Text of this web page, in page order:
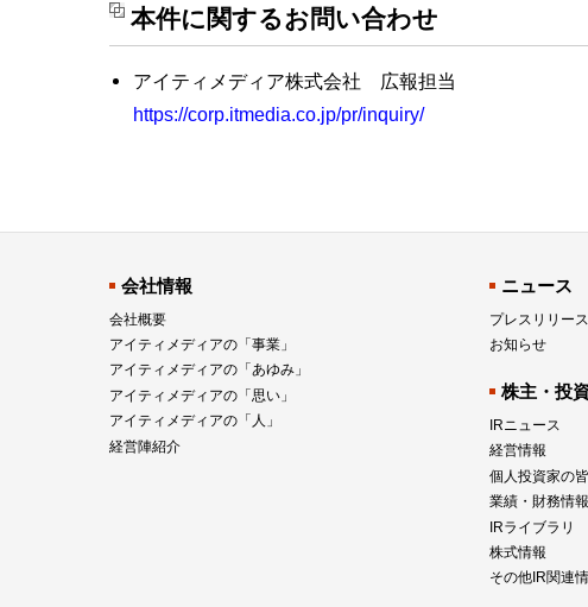
本件に関するお問い合わせ
アイティメディア株式会社 広報担当
https://corp.itmedia.co.jp/pr/inquiry/
会社情報
会社概要
アイティメディアの「事業」
アイティメディアの「あゆみ」
アイティメディアの「思い」
アイティメディアの「人」
経営陣紹介
ニュース
プレスリリース
お知らせ
株主・投
IRニュース
経営情報
個人投資家の
業績・財務情報
IRライブラリ
株式情報
その他IR関連